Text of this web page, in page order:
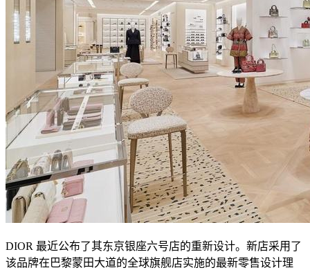
DIOR 最近公布了其东京银座六号店的重新设计。新店采用了
该品牌在巴黎蒙田大道的全球旗舰店实施的最新零售设计理